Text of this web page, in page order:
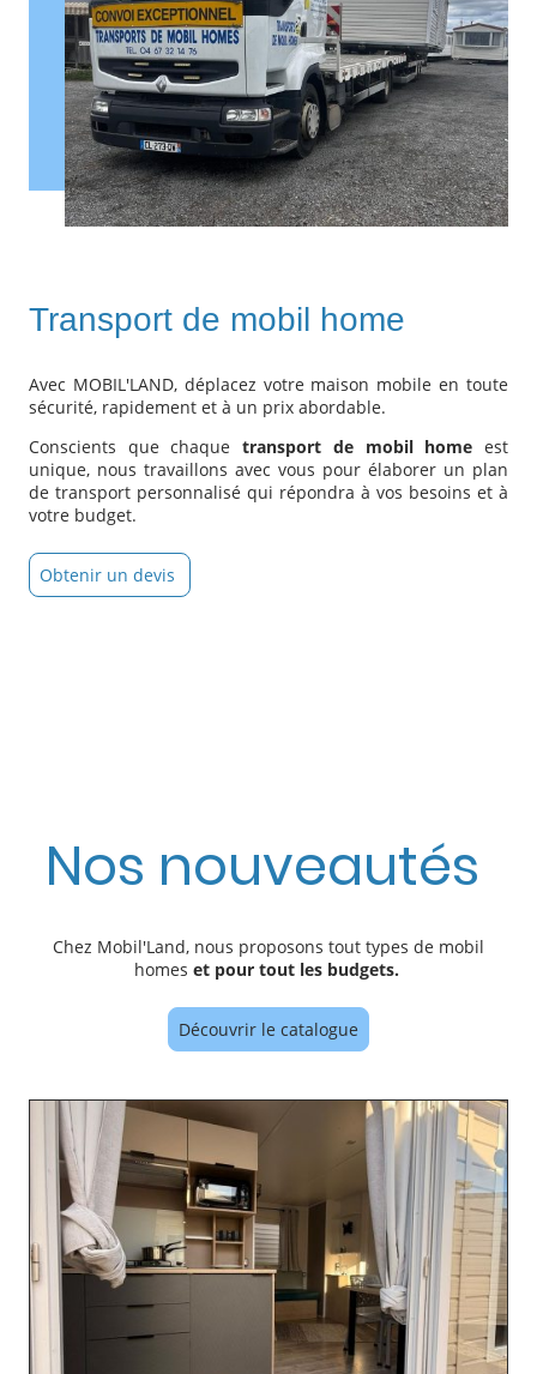
Transport de mobil home
Avec MOBIL'LAND, déplacez votre maison mobile en toute
sécurité, rapidement et à un prix abordable.
Conscients que chaque transport de mobil homeest
unique, nous travaillons avec vous pour élaborer un plan
de transport personnalisé qui répondra à vos besoins et à
votre budget.
Obtenir un devis
Nos nouveautés
Chez Mobil'Land, nous proposons tout types de mobil
homes et pour tout les budgets.
Découvrir le catalogue